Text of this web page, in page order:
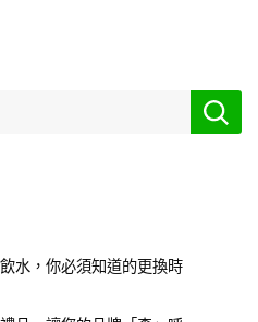
水，你必須知道的更換時